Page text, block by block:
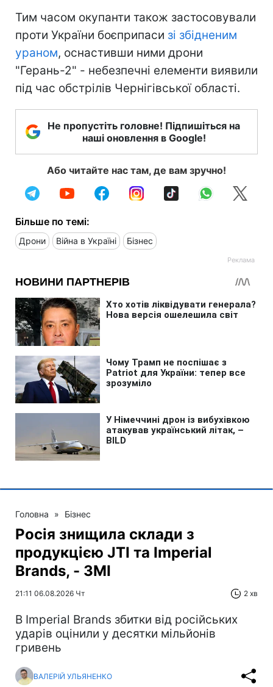
Тим часом окупанти також застосовували
проти України боєприпаси зі збідненим
ураном, оснастивши ними дрони
"Герань-2" - небезпечні елементи виявили
під час обстрілів Чернігівської області.
Не пропустіть головне! Підпишіться на
наші оновлення в Google!
Або читайте нас там, де вам зручно!
Більше по темі:
Дрони Війна в Україні Бізнес
Головна » Бізнес
Росія знищила склади з
продукцією JTI та Imperial
Brands, - ЗМІ
21:11 06.08.2026 Чт 2 хв
В Imperial Brands збитки від російських
ударів оцінили у десятки мільйонів
гривень
ВАЛЕРІЙ УЛЬЯНЕНКО